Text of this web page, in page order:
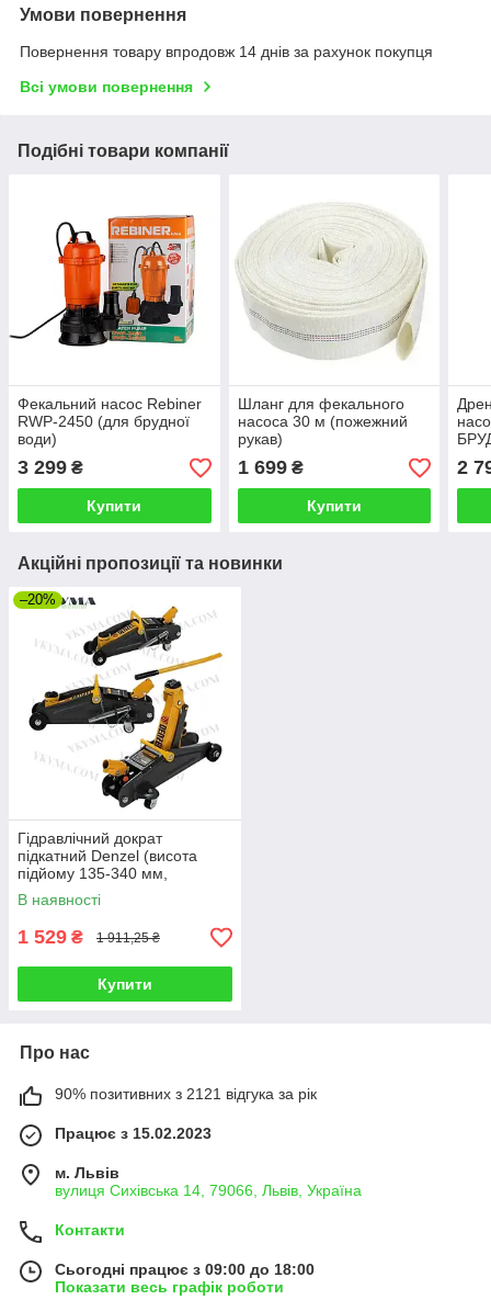
Умови повернення
Повернення товару впродовж 14 днів за рахунок покупця
Всі умови повернення
Подібні товари компанії
Фекальний насос Rebiner
RWP-2450 (для брудної
води)
3 299 ₴
Купити
Шланг для фекального
насоса 30 м (пожежний
рукав)
1 699₴
Купити
2
Акційні пропозиції та новинки
–20%
Гідравлічний дократ
підкатний Denzel (висота
підйому 135-340 мм,
вантажопідйомність 2000 кг)
В наявності
1 529 ₴ 1 911,25 ₴
Купити
Про нас
90% позитивних з 2121 відгука за рік
Працює з 15.02.2023
м. Львів
вулиця Сихівська 14, 79066, Львів, Україна
Контакти
Сьогодні працює з 09:00 до 18:00
Показати весь графік роботи